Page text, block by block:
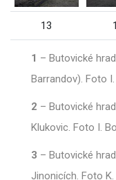
13
1 – Butovické
Barrandov). Foto
2 – Butovické
Klukovic. Foto I.
3 – Butovické
Jinonicích. Foto K.